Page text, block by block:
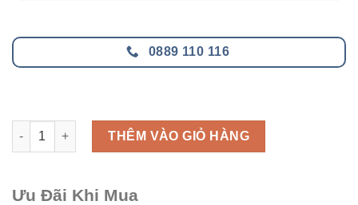
0889 110 116
Giỏ hoa - G174 số lượng
THÊM VÀO GIỎ HÀNG
Ưu Đãi Khi Mua